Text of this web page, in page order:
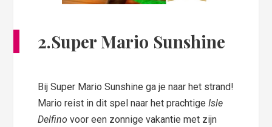
2.Super Mario Sunshine
Bij Super Mario Sunshine ga je naar het strand!
Mario reist in dit spel naar het prachtigeIsle
Delfino voor een zonnige vakantie met zijn